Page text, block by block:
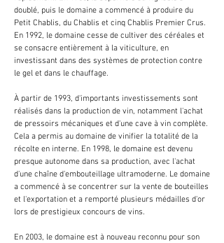
doublé, puis le domaine a commencé à produire du
Petit Chablis, du Chablis et cinq Chablis Premier Crus.
En 1992, le domaine cesse de cultiver des céréales et
se consacre entièrement à la viticulture, en
investissant dans des systèmes de protection contre
le gel et dans le chauffage.
À partir de 1993, d'importants investissements sont
réalisés dans la production de vin, notamment l'achat
de pressoirs mécaniques et d'une cave à vin complète.
Cela a permis au domaine de vinifier la totalité de la
récolte en interne. En 1998, le domaine est devenu
presque autonome dans sa production, avec l'achat
d'une chaîne d'embouteillage ultramoderne. Le domaine
a commencé à se concentrer sur la vente de bouteilles
et l'exportation et a remporté plusieurs médailles d'or
lors de prestigieux concours de vins.
En 2003, le domaine est à nouveau reconnu pour son